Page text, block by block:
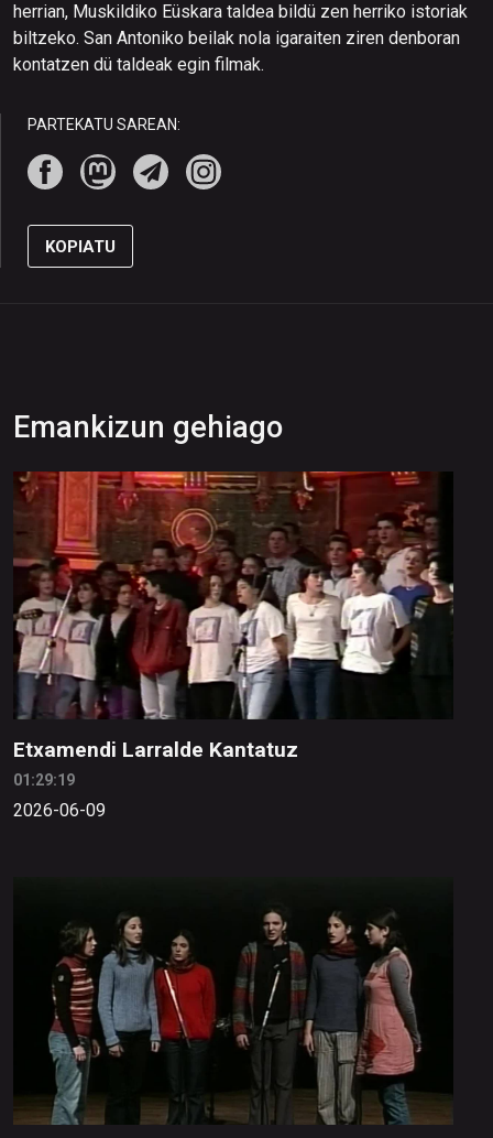
herrian, Muskildiko Eüskara taldea bildü zen herriko istoriak
biltzeko. San Antoniko beilak nola igaraiten ziren denboran
kontatzen dü taldeak egin filmak.
PARTEKATU SAREAN:
KOPIATU
Emankizun gehiago
Etxamendi Larralde Kantatuz
01:29:19
2026-06-09